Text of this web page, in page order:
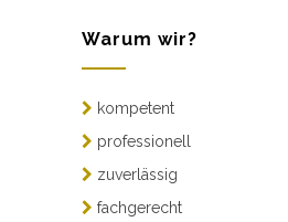
Warum wir?
kompetent
professionell
zuverlässig
fachgerecht